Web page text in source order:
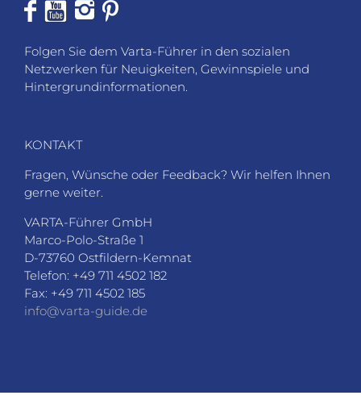
Folgen Sie dem Varta-Führer in den sozialen
Netzwerken für Neuigkeiten, Gewinnspiele und
Hintergrundinformationen.
KONTAKT
Fragen, Wünsche oder Feedback? Wir helfen Ihnen
gerne weiter.
VARTA-Führer GmbH
Marco-Polo-Straße 1
D-73760 Ostfildern-Kemnat
Telefon: +49 711 4502 182
Fax: +49 711 4502 185
info@varta-guide.de